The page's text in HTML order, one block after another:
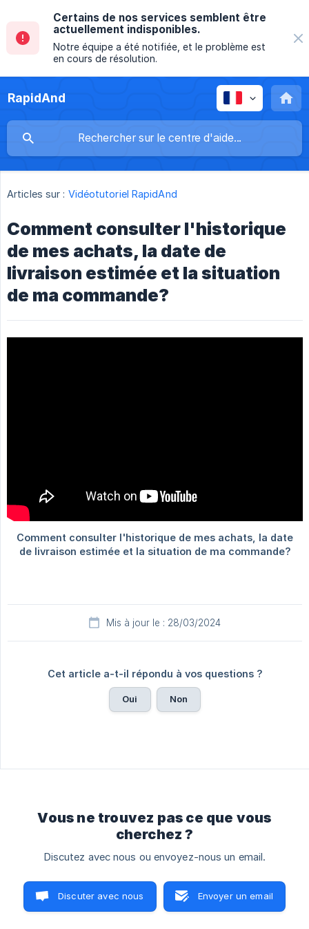
Certains de nos services semblent être
actuellement indisponibles.
Notre équipe a été notifiée, et le problème est
en cours de résolution.
RapidAnd
Articles sur : Vidéotutoriel RapidAnd
Comment consulter l'historique
de mes achats, la date de
livraison estimée et la situation
de ma commande?
Mis à jour le : 28/03/2024
Cet article a-t-il répondu à vos questions ?
Oui Non
Vous ne trouvez pas ce que vous
cherchez ?
Discutez avec nous ou envoyez-nous un email.
Discuter avec nous Envoyer un email